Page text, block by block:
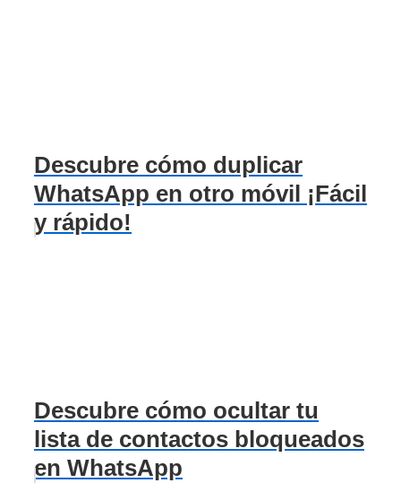
Descubre cómo duplicar
WhatsApp en otro móvil ¡Fácil
y rápido!
Descubre cómo ocultar tu
lista de contactos bloqueados
en WhatsApp